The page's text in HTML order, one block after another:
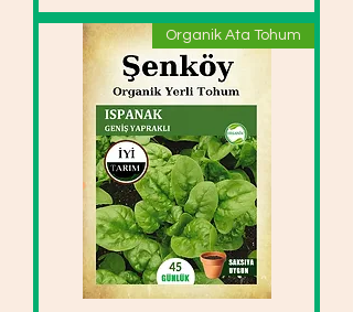
Organik Ata Tohum